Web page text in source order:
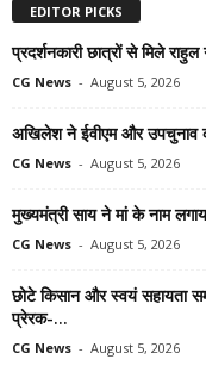
EDITOR PICKS
प्रदर्शनकारी छात्रों से मिले
CG News - August 5, 2026
अखिलेश ने ईवीएम और उपचुनाव
CG News - August 5, 2026
मुख्यमंत्री साय ने मां के नाम
CG News - August 5, 2026
छोटे किसान और स्वयं सहायता
प्रेरक-...
CG News - August 5, 2026